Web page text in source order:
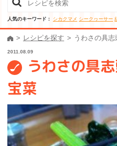
人気のキーワード： シカクマメ シークヮーサー
レシピを探す うわさの具
2011.08.09
うわさの具
宝菜